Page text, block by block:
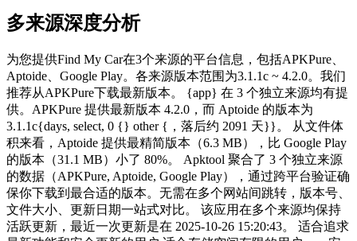
多来源深度分析
为您提供Find My Car在3个来源的平台信息，包括APKPure、
Aptoide、Google Play。各来源版本范围为3.1.1c ~ 4.2.0。我们
推荐从APKPure下载最新版本。 {app} 在 3 个独立来源均有提
供。APKPure 提供最新版本 4.2.0，而 Aptoide 的版本为
3.1.1c{days, select, 0 {} other {，落后约 2091 天}}。 从文件体
积来看，Aptoide 提供最精简版本（6.3 MB），比 Google Play
的版本（31.1 MB）小了 80%。 Apktool 聚合了 3 个独立来源
的数据（APKPure, Aptoide, Google Play），通过跨平台验证确
保你下载到最合适的版本。无需在多个网站间跳转，版本号、
文件大小、更新日期一站式对比。 该应用在多个来源均保持
活跃更新，最近一次更新是在 2025-10-26 15:20:43。 适合追求